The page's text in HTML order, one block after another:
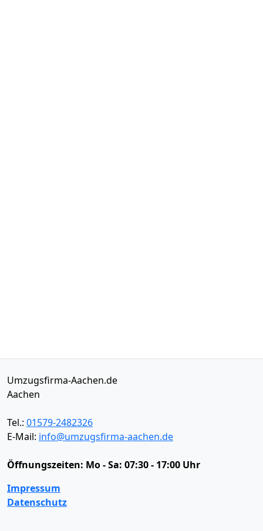
Umzugsfirma-Aachen.de
Aachen
Tel.: 01579-2482326
E-Mail: info@umzugsfirma-aachen.de
Öffnungszeiten: Mo - Sa: 07:30 - 17:00 Uhr
Impressum
Datenschutz